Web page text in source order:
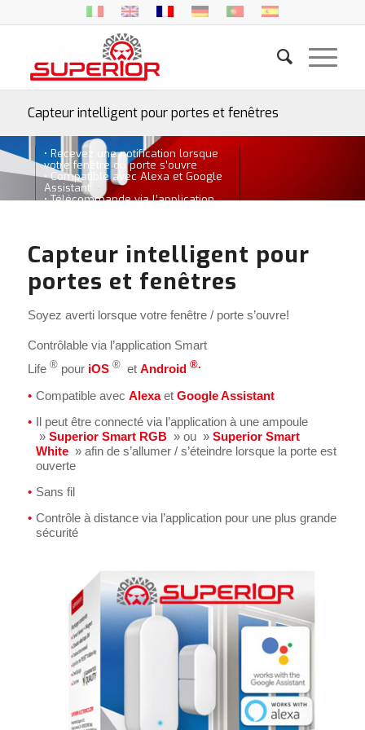
Capteur intelligent pour portes et fenêtres
• Recevez une notification lorsque
votre fenêtre ou porte s’ouvre
• Compatible avec Alexa et Google
Assistant
• Télécommande via l’application
Capteur intelligent pour
portes et fenêtres
Soyez averti lorsque votre fenêtre / porte s’ouvre!
Contrôlable via l’application Smart
Life ®pour iOS ®et Android ®.
Compatible avec Alexaet Google Assistant
Il peut être connecté via l’application à une ampoule
» Superior Smart RGB» ou » Superior Smart
White» afin de s’allumer / s’éteindre lorsque la porte est
ouverte
Sans fil
Contrôle à distance via l’application pour une plus grande
sécurité